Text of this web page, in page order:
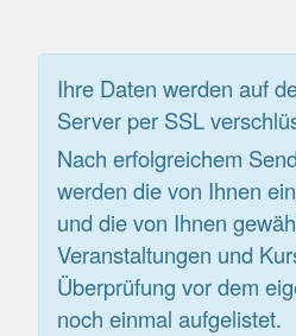
Ihre Daten werden auf
Server per SSL
Nach erfolgreichem
werden die von Ihnen
und die von Ihnen
Veranstaltungen und
Überprüfung vor dem
noch einmal aufgelistet.